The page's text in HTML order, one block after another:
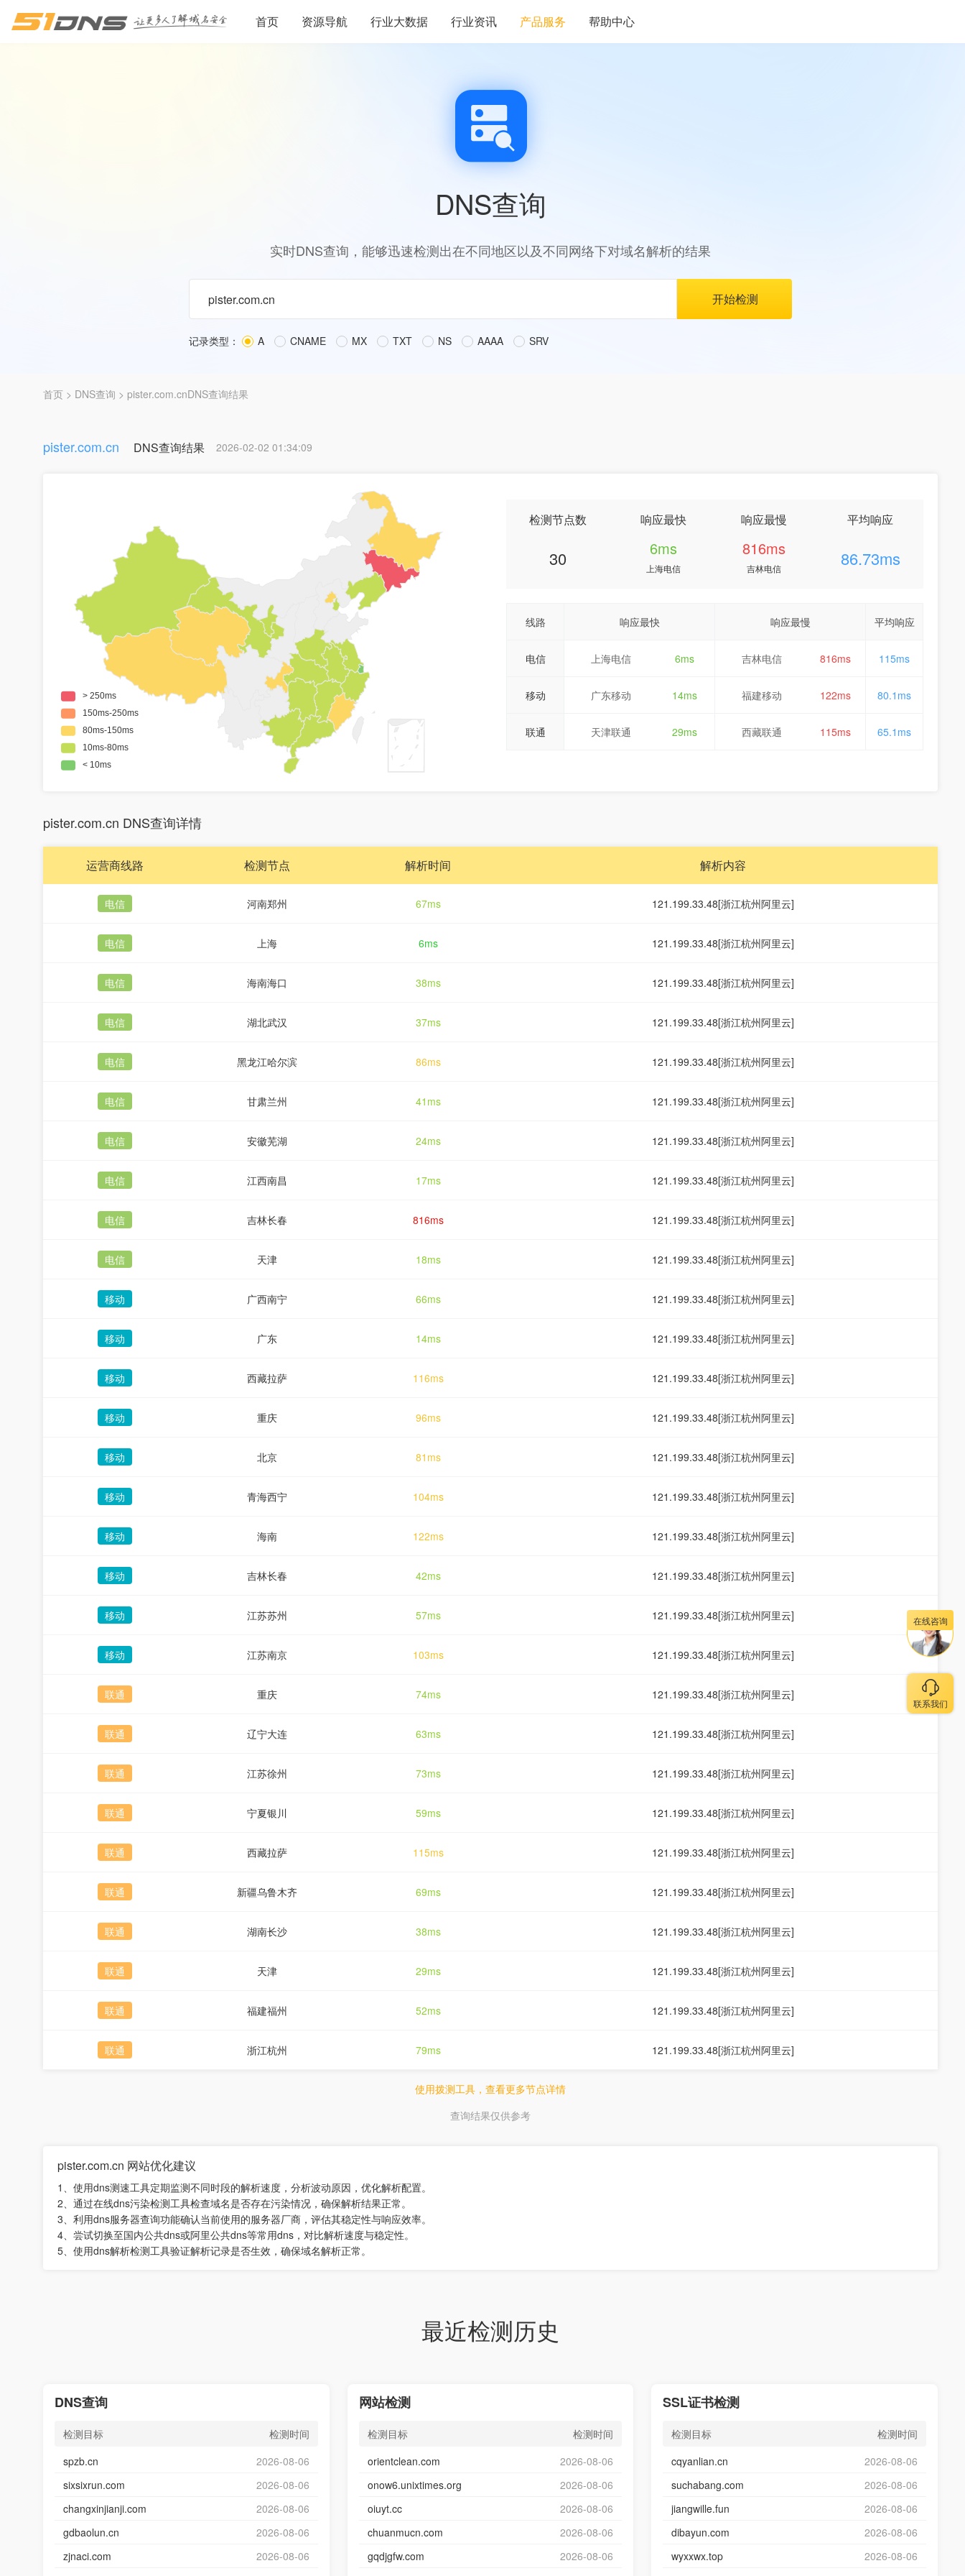
首页 资源导航 行业大数据 行业资讯 产品服务 帮助中心
DNS查询
实时DNS查询，能够迅速检测出在不同地区以及不同网络下对域名解析的结果
记录类型： A CNAME MX TXT NS AAAA SRV
首页 > DNS查询 > pister.com.cnDNS查询结果
pister.com.cn DNS查询结果 2026-02-02 01:34:09
检测节点数
30
响应最快
6ms
上海电信
响应最慢
816ms
吉林电信
平均响应
86.73ms
线路 响应最快 响应最慢 平均响应
电信 上海电信 6ms 吉林电信 816ms 115ms
移动 广东移动 14ms 福建移动 122ms 80.1ms
联通 天津联通 29ms 西藏联通 115ms 65.1ms
pister.com.cn DNS查询详情
运营商线路 检测节点 解析时间 解析内容
电信 河南郑州 67ms 121.199.33.48[浙江杭州阿里云]
电信 上海 6ms 121.199.33.48[浙江杭州阿里云]
电信 海南海口 38ms 121.199.33.48[浙江杭州阿里云]
电信 湖北武汉 37ms 121.199.33.48[浙江杭州阿里云]
电信 黑龙江哈尔滨 86ms 121.199.33.48[浙江杭州阿里云]
电信 甘肃兰州 41ms 121.199.33.48[浙江杭州阿里云]
电信 安徽芜湖 24ms 121.199.33.48[浙江杭州阿里云]
电信 江西南昌 17ms 121.199.33.48[浙江杭州阿里云]
电信 吉林长春 816ms 121.199.33.48[浙江杭州阿里云]
电信 天津 18ms 121.199.33.48[浙江杭州阿里云]
移动 广西南宁 66ms 121.199.33.48[浙江杭州阿里云]
移动 广东 14ms 121.199.33.48[浙江杭州阿里云]
移动 西藏拉萨 116ms 121.199.33.48[浙江杭州阿里云]
移动 重庆 96ms 121.199.33.48[浙江杭州阿里云]
移动 北京 81ms 121.199.33.48[浙江杭州阿里云]
移动 青海西宁 104ms 121.199.33.48[浙江杭州阿里云]
移动 海南 122ms 121.199.33.48[浙江杭州阿里云]
移动 吉林长春 42ms 121.199.33.48[浙江杭州阿里云]
移动 江苏苏州 57ms 121.199.33.48[浙江杭州阿里云]
移动 江苏南京 103ms 121.199.33.48[浙江杭州阿里云]
联通 重庆 74ms 121.199.33.48[浙江杭州阿里云]
联通 辽宁大连 63ms 121.199.33.48[浙江杭州阿里云]
联通 江苏徐州 73ms 121.199.33.48[浙江杭州阿里云]
联通 宁夏银川 59ms 121.199.33.48[浙江杭州阿里云]
联通 西藏拉萨 115ms 121.199.33.48[浙江杭州阿里云]
联通 新疆乌鲁木齐 69ms 121.199.33.48[浙江杭州阿里云]
联通 湖南长沙 38ms 121.199.33.48[浙江杭州阿里云]
联通 天津 29ms 121.199.33.48[浙江杭州阿里云]
联通 福建福州 52ms 121.199.33.48[浙江杭州阿里云]
联通 浙江杭州 79ms 121.199.33.48[浙江杭州阿里云]
使用拨测工具，查看更多节点详情
查询结果仅供参考
pister.com.cn 网站优化建议
1、使用dns测速工具定期监测不同时段的解析速度，分析波动原因，优化解析配置。
2、通过在线dns污染检测工具检查域名是否存在污染情况，确保解析结果正常。
3、利用dns服务器查询功能确认当前使用的服务器厂商，评估其稳定性与响应效率。
4、尝试切换至国内公共dns或阿里公共dns等常用dns，对比解析速度与稳定性。
5、使用dns解析检测工具验证解析记录是否生效，确保域名解析正常。
最近检测历史
DNS查询
检测目标
检测时间
spzb.cn
2026-08-06
sixsixrun.com
2026-08-06
changxinjianji.com
2026-08-06
gdbaolun.cn
2026-08-06
zjnaci.com
2026-08-06
网站检测
检测目标
检测时间
orientclean.com
2026-08-06
onow6.unixtimes.org
2026-08-06
oiuyt.cc
2026-08-06
chuanmucn.com
2026-08-06
gqdjgfw.com
2026-08-06
SSL证书检测
检测目标
检测时间
cqyanlian.cn
2026-08-06
suchabang.com
2026-08-06
jiangwille.fun
2026-08-06
dibayun.com
2026-08-06
wyxxwx.top
2026-08-06
在线咨询
联系我们